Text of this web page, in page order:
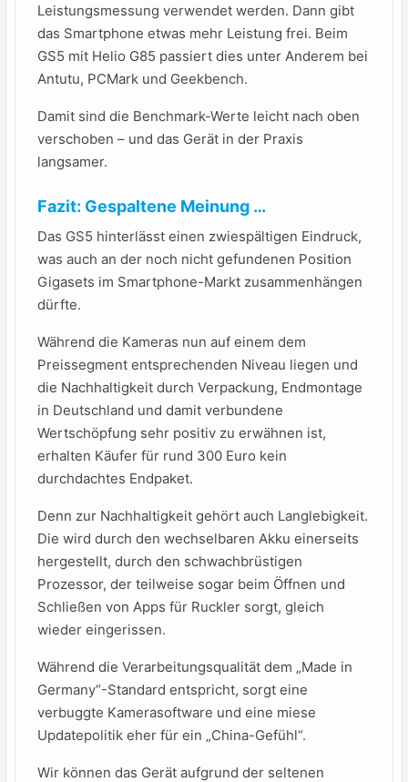
Leistungsmessung verwendet werden. Dann gibt
das Smartphone etwas mehr Leistung frei. Beim
GS5 mit Helio G85 passiert dies unter Anderem bei
Antutu, PCMark und Geekbench.
Damit sind die Benchmark-Werte leicht nach oben
verschoben – und das Gerät in der Praxis
langsamer.
Fazit: Gespaltene Meinung …
Das GS5 hinterlässt einen zwiespältigen Eindruck,
was auch an der noch nicht gefundenen Position
Gigasets im Smartphone-Markt zusammenhängen
dürfte.
Während die Kameras nun auf einem dem
Preissegment entsprechenden Niveau liegen und
die Nachhaltigkeit durch Verpackung, Endmontage
in Deutschland und damit verbundene
Wertschöpfung sehr positiv zu erwähnen ist,
erhalten Käufer für rund 300 Euro kein
durchdachtes Endpaket.
Denn zur Nachhaltigkeit gehört auch Langlebigkeit.
Die wird durch den wechselbaren Akku einerseits
hergestellt, durch den schwachbrüstigen
Prozessor, der teilweise sogar beim Öffnen und
Schließen von Apps für Ruckler sorgt, gleich
wieder eingerissen.
Während die Verarbeitungsqualität dem „Made in
Germany“-Standard entspricht, sorgt eine
verbuggte Kamerasoftware und eine miese
Updatepolitik eher für ein „China-Gefühl“.
Wir können das Gerät aufgrund der seltenen